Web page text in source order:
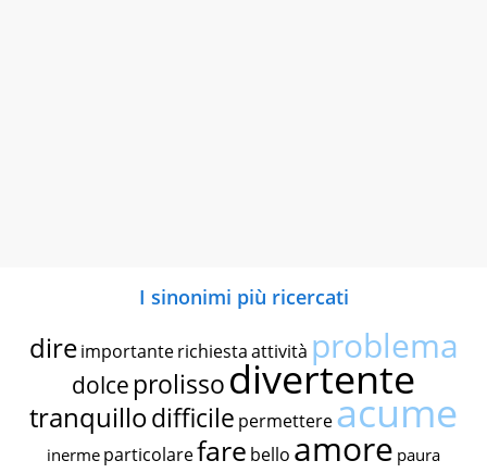
I sinonimi più ricercati
dire importante richiestaattività problema
dolce prolissodivertente
tranquillodifficile permettereacume
inerme particolarefare bello amore paura